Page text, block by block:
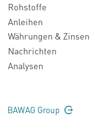
Rohstoffe
Anleihen
Währungen & Zinsen
Nachrichten
Analysen
BAWAG Group